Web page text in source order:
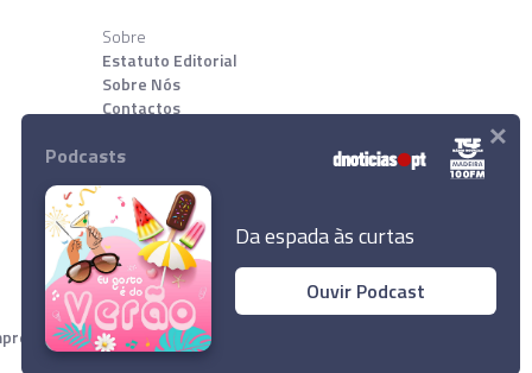
Sobre
Estatuto Editorial
Sobre Nós
Contactos
Download App
Diário de Notícias, Lda. Todos os direitos reservados.
Podcasts
Da espada às curtas
Ouvir Podcast
×